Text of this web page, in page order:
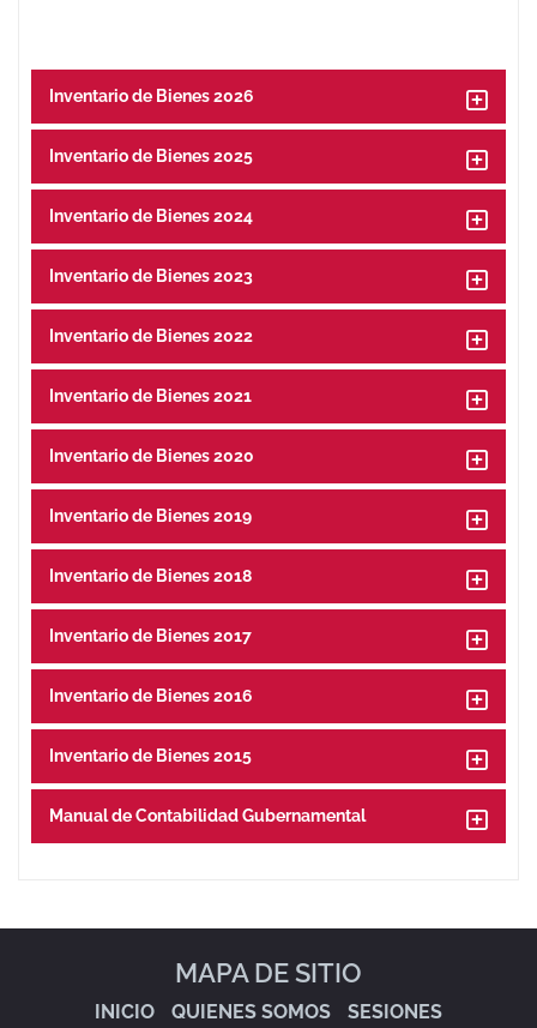
Inventario de Bienes 2026
Inventario de Bienes 2025
Inventario de Bienes 2024
Inventario de Bienes 2023
Inventario de Bienes 2022
Inventario de Bienes 2021
Inventario de Bienes 2020
Inventario de Bienes 2019
Inventario de Bienes 2018
Inventario de Bienes 2017
Inventario de Bienes 2016
Inventario de Bienes 2015
Manual de Contabilidad Gubernamental
MAPA DE SITIO
INICIO QUIENES SOMOS
SESIONES